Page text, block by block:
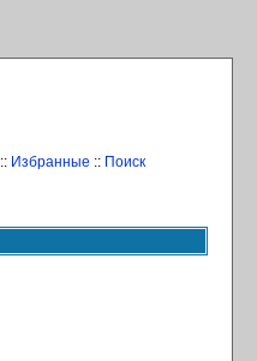
Избранные :: Поиск